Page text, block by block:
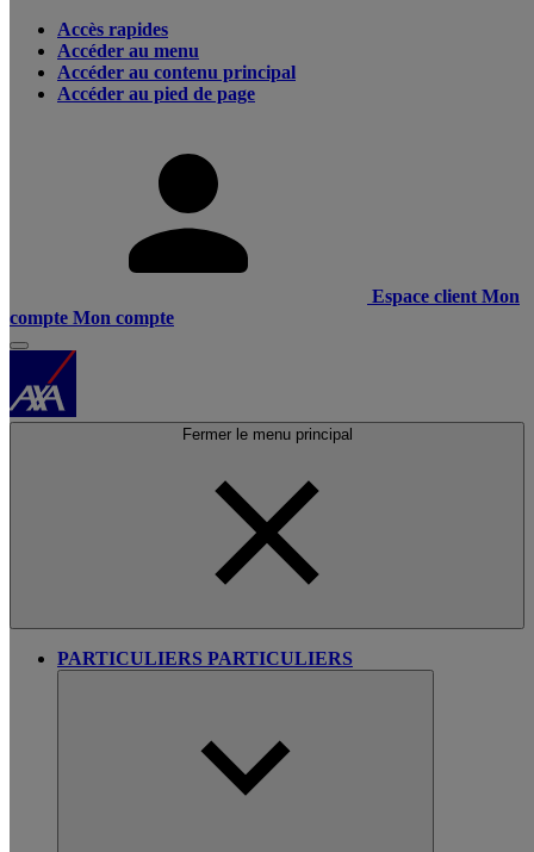
Accès rapides
Accéder au menu
Accéder au contenu principal
Accéder au pied de page
Espace client Mon
compte Mon compte
Fermer le menu principal
PARTICULIERS PARTICULIERS